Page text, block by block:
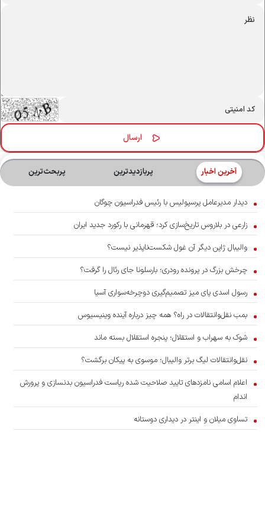
آخرین اخبار پربازدیدترین پربحث‌ترین‌
دیدار مدیرعامل پرسپولیس با رئیس فدراسیون چوگان
زارعی در بلاروس تاریخ‌سازی کرد؛ قهرمانی با رکورد جدید ایران
والیبال ژاپن دیگر آن غول شکست‌ناپذیر نیست؟
چرخش بزرگ در پرونده رودری؛ بارسلونا جای رئال را گرفت؟
رسول اسدی پای میز تصمیم‌گیری دوچرخه‌سواری آسیا
بمب نقل‌وانتقالات در راه؟ همه چیز درباره آینده وینیسیوس
شوک به سهراب و استقلال؛ پنجره استقلال بسته ماند
نقل‌وانتقالات لیگ برتر والیبال؛ موسوی به پیکان برگشت؟
اعلام اسامی نامزدهای تایید صلاحیت شده ریاست فدراسیون بدنسازی و پرورش
اندام
تساوی میلان و اینتر در دیداری دوستانه